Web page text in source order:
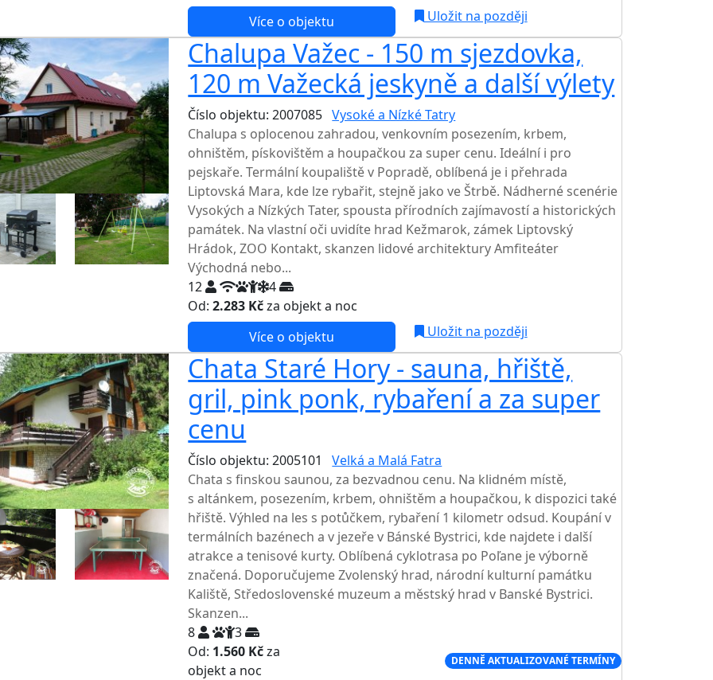
Více o objektu
Uložit na později
Chalupa Važec - 150 m sjezdovka,
120 m Važecká jeskyně a další výlety
Číslo objektu: 2007085 Vysoké a Nízké Tatry
Chalupa s oplocenou zahradou, venkovním posezením, krbem,
ohništěm, pískovištěm a houpačkou za super cenu. Ideální i pro
pejskaře. Termální koupaliště v Popradě, oblíbená je i přehrada
Liptovská Mara, kde lze rybařit, stejně jako ve Štrbě. Nádherné scenérie
Vysokých a Nízkých Tater, spousta přírodních zajímavostí a historických
památek. Na vlastní oči uvidíte hrad Kežmarok, zámek Liptovský
Hrádok, ZOO Kontakt, skanzen lidové architektury Amfiteáter
Východná nebo...
12
4
Od:2.283 Kčza objekt a noc
Více o objektu
Uložit na později
Chata Staré Hory - sauna, hřiště,
gril, pink ponk, rybaření a za super
cenu
Číslo objektu: 2005101 Velká a Malá Fatra
Chata s finskou saunou, za bezvadnou cenu. Na klidném místě,
s altánkem, posezením, krbem, ohništěm a houpačkou, k dispozici také
hřiště. Výhled na les s potůčkem, rybaření 1 kilometr odsud. Koupání v
termálních bazénech a v jezeře v Bánské Bystrici, kde najdete i další
atrakce a tenisové kurty. Oblíbená cyklotrasa po Poľane je výborně
značená. Doporučujeme Zvolenský hrad, národní kulturní památku
Kaliště, Středoslovenské muzeum a městský hrad v Banské Bystrici.
Skanzen...
8
3
Od: 1.560 Kčza
objekt a noc
DENNĚ AKTUALIZOVANÉ TERMÍNY